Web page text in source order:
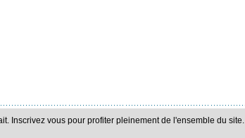
Inscrivez vous pour profiter pleinement de l'ensemble du site.